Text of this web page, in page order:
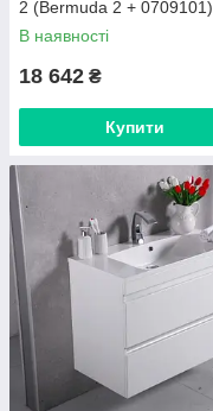
2 (Bermuda 2 + 0709101)
білий
В наявності
18 642 ₴
Купити